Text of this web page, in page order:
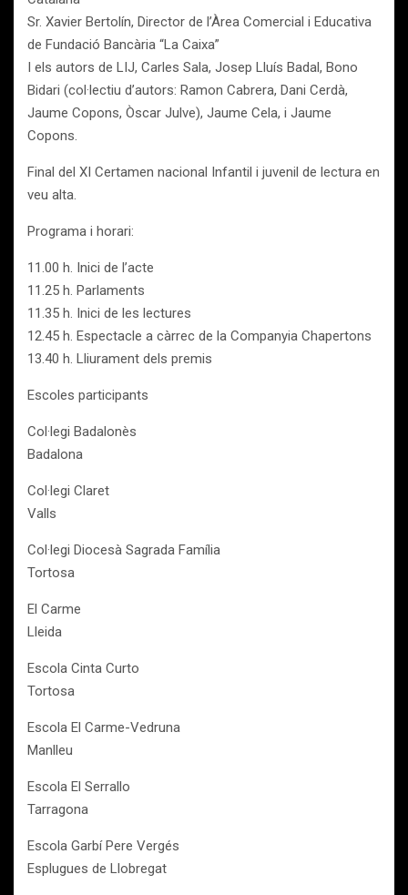
Sr. Xavier Bertolín, Director de l’Àrea Comercial i Educativa
de Fundació Bancària “La Caixa”
I els autors de LIJ, Carles Sala, Josep Lluís Badal, Bono
Bidari (col·lectiu d’autors: Ramon Cabrera, Dani Cerdà,
Jaume Copons, Òscar Julve), Jaume Cela, i Jaume
Copons.
Final del XI Certamen nacional Infantil i juvenil de lectura en
veu alta.
Programa i horari:
11.00 h. Inici de l’acte
11.25 h. Parlaments
11.35 h. Inici de les lectures
12.45 h. Espectacle a càrrec de la Companyia Chapertons
13.40 h. Lliurament dels premis
Escoles participants
Col·legi Badalonès
Badalona
Col·legi Claret
Valls
Col·legi Diocesà Sagrada Família
Tortosa
El Carme
Lleida
Escola Cinta Curto
Tortosa
Escola El Carme-Vedruna
Manlleu
Escola El Serrallo
Tarragona
Escola Garbí Pere Vergés
Esplugues de Llobregat